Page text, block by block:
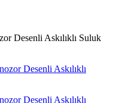
Desenli Askılıklı Suluk